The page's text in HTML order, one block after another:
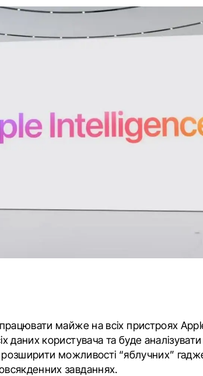
майже на всіх пристроях
даних користувача та буде аналізувати
можливості “яблучних”
завданнях.